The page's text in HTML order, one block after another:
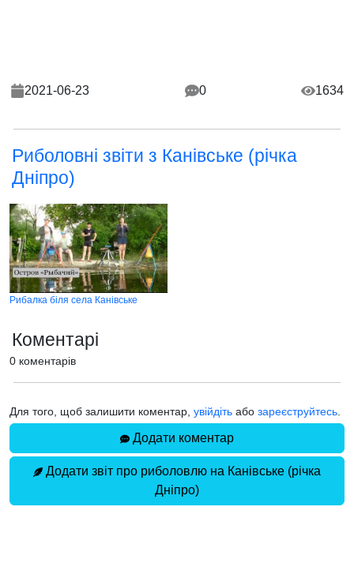
2021-06-23 0 1634
Риболовні звіти з Канівське (річка
Дніпро)
Рибалка біля села Канівське
Коментарі
0 коментарів
Для того, щоб залишити коментар, увійдіть або зареєструйтесь
Додати коментар
Додати звіт про риболовлю на Канівське (річка
Дніпро)